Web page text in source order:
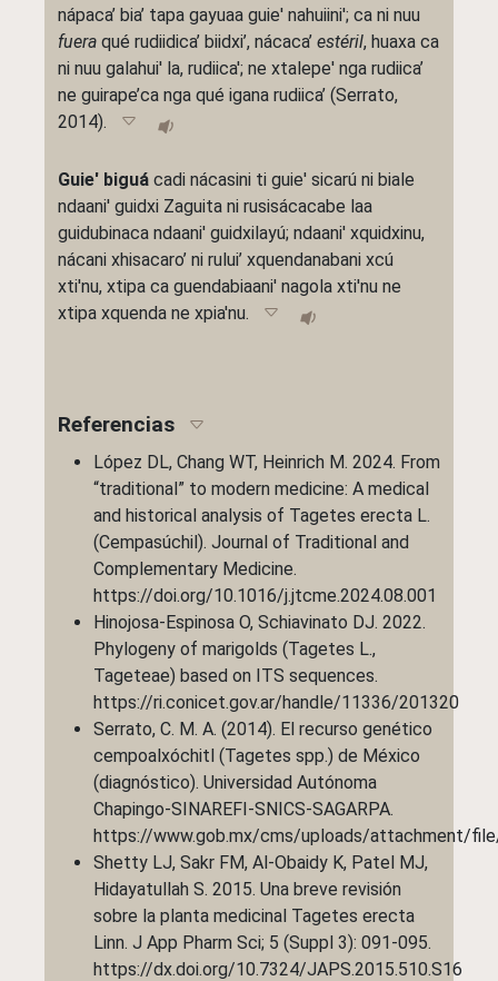
nápaca’ bia’ tapa gayuaa guie' nahuiini'; ca ni nuu
fuera qué rudiidica’ biidxi’, nácaca’ estéril, huaxa ca
ni nuu galahui' la, rudiica'; ne xtalepe' nga rudiica’
ne guirape’ca nga qué igana rudiica’ (Serrato,
2014).
Guie' biguá cadi nácasini ti guie' sicarú ni biale
ndaani' guidxi Zaguita ni rusisácacabe laa
guidubinaca ndaani' guidxilayú; ndaani' xquidxinu,
nácani xhisacaro’ ni rului’ xquendanabani xcú
xti'nu, xtipa ca guendabiaani' nagola xti'nu ne
xtipa xquenda ne xpia'nu.
Referencias
López DL, Chang WT, Heinrich M. 2024. From
“traditional” to modern medicine: A medical
and historical analysis of Tagetes erecta L.
(Cempasúchil). Journal of Traditional and
Complementary Medicine.
https://doi.org/10.1016/j.jtcme.2024.08.001
Hinojosa-Espinosa O, Schiavinato DJ. 2022.
Phylogeny of marigolds (Tagetes L.,
Tageteae) based on ITS sequences.
https://ri.conicet.gov.ar/handle/11336/201320
Serrato, C. M. A. (2014). El recurso genético
cempoalxóchitl (Tagetes spp.) de México
(diagnóstico). Universidad Autónoma
Chapingo-SINAREFI-SNICS-SAGARPA.
https://www.gob.mx/cms/uploads/attachment/
Shetty LJ, Sakr FM, Al-Obaidy K, Patel MJ,
Hidayatullah S. 2015. Una breve revisión
sobre la planta medicinal Tagetes erecta
Linn. J App Pharm Sci; 5 (Suppl 3): 091-095.
https://dx.doi.org/10.7324/JAPS.2015.510.S16